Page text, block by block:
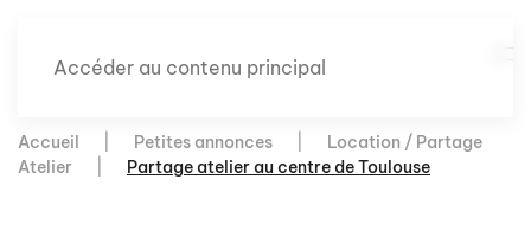
Accéder au contenu principal
Accueil Petites annonces
Location / Partage
Atelier
Partage atelier au centre de Toulouse